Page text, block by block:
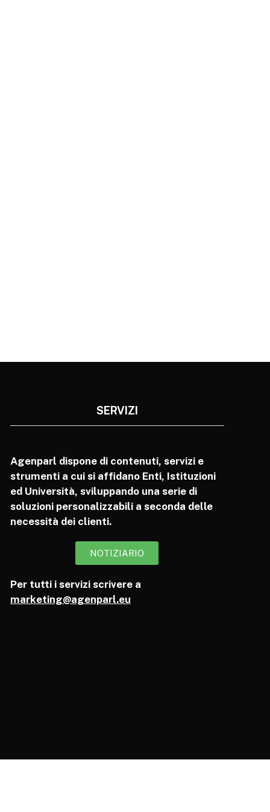
SERVIZI
Agenparl dispone di contenuti, servizi e
strumenti a cui si affidano Enti, Istituzioni
ed Università, sviluppando una serie di
soluzioni personalizzabili a seconda delle
necessità dei clienti.
NOTIZIARIO
Per tutti i servizi scrivere a
marketing@agenparl.eu